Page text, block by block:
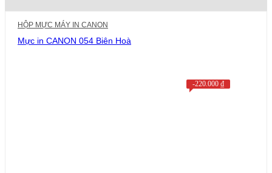
100.000 ₫.
80.000 ₫.
HỘP MỰC MÁY IN CANON
Mực in CANON 054 Biên Hoà
-220.000 ₫